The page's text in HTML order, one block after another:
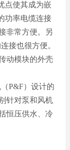
使其成为嵌
功率电缆连接
非常方便。另
接也很方便。
动模块的外壳
P&F）设计的
针对泵和风机
恒压供水、冷